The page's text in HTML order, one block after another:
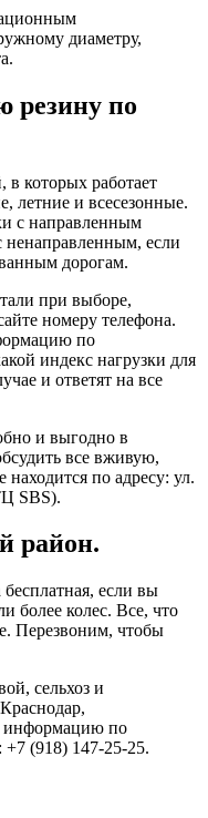
диаметру,
резину по
которых работает
летние и всесезонные.
с направленным
если
дорогам.
при выборе,
номеру телефона.
по
индекс нагрузки для
и ответят на все
и выгодно в
все вживую,
по адресу: ул.
SBS).
район.
если вы
более колес. Все, что
Перезвоним, чтобы
сельхоз и
информацию по
(918) 147-25-25.